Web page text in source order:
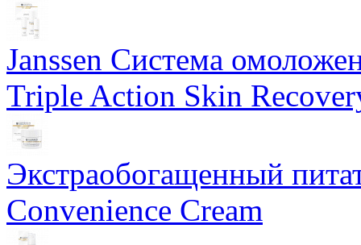
Janssen Система
Triple Action Skin
Экстраобогащенный
Convenience Cream